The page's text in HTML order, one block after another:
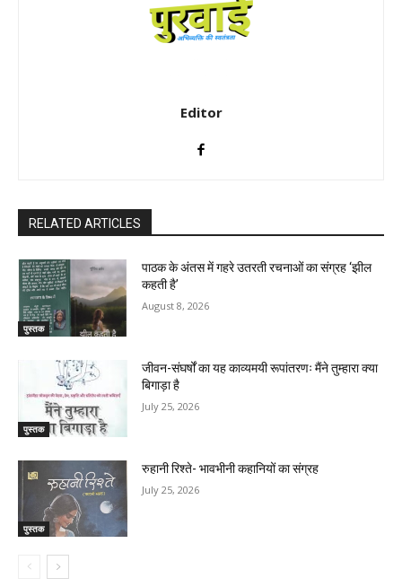
Editor
RELATED ARTICLES
पुस्तक
पाठक के अंतस में गहरे उतरती रचनाओं का संग्रह ‘झील
कहती है’
August 8, 2026
पुस्तक
जीवन-संघर्षों का यह काव्यमयी रूपांतरणः मैंने तुम्हारा क्या
बिगाड़ा है
July 25, 2026
पुस्तक
रुहानी रिश्ते- भावभीनी कहानियों का संग्रह
July 25, 2026